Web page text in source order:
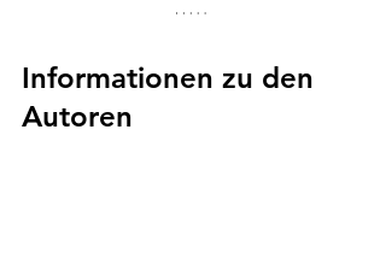
Informationen zu den
Autoren